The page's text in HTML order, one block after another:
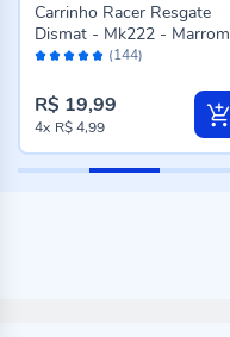
Avaliação: (144)
Carrinho Racer Resgate
Dismat - Mk222 - Marrom
R$ 19,99
4x R$ 4,99